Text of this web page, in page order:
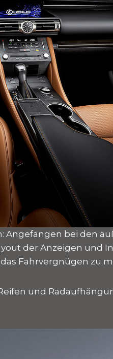
Angefangen bei den
der Anzeigen und
Fahrvergnügen zu
und